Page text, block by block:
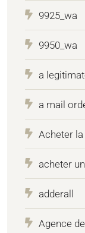
9925_wa
9950_wa
a
a mail
Acheter
acheter
adderall
Agence